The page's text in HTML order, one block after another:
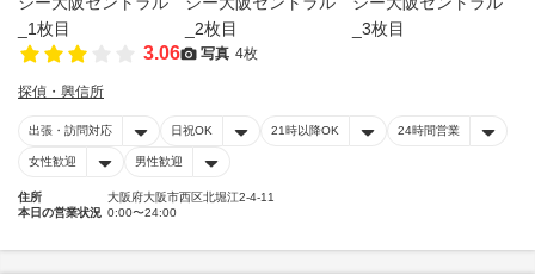
3.06 写真 4枚
探偵・興信所
出張・訪問対応 日祝OK 21時以降OK 24時間営業
女性歓迎 男性歓迎
住所
大阪府大阪市西区北堀江2-4-11
本日の営業状況 0:00〜24:00